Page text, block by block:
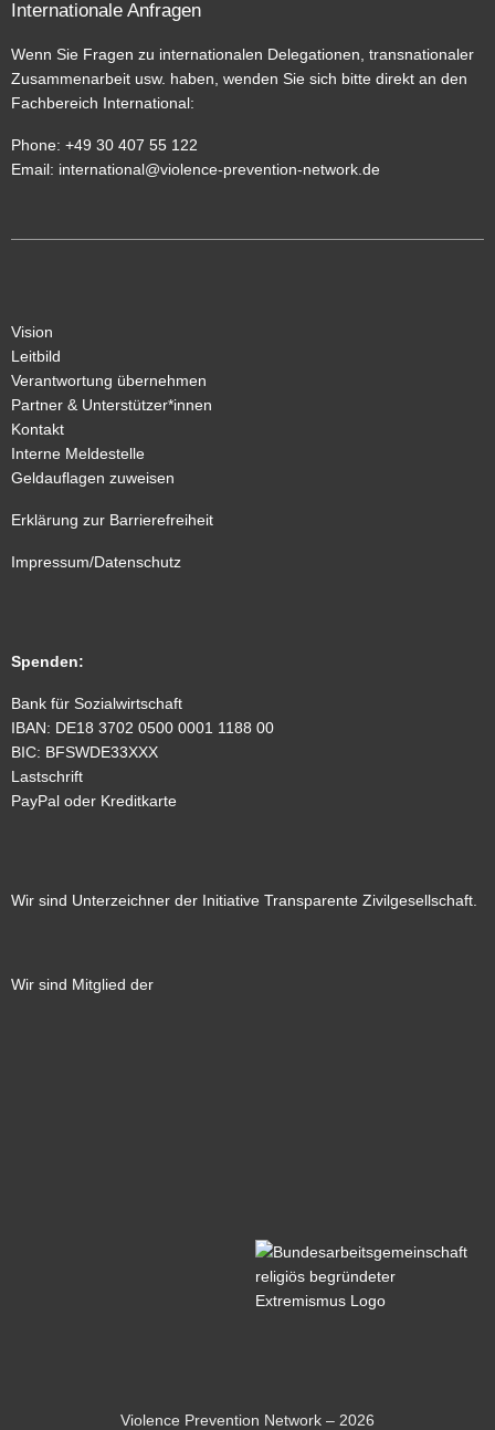
Internationale Anfragen
Wenn Sie Fragen zu internationalen Delegationen, transnationaler
Zusammenarbeit usw. haben, wenden Sie sich bitte direkt an den
Fachbereich International:
Phone: +49 30 407 55 122
Email: international@violence-prevention-network.de
Vision
Leitbild
Verantwortung übernehmen
Partner & Unterstützer*innen
Kontakt
Interne Meldestelle
Geldauflagen zuweisen
Erklärung zur Barrierefreiheit
Impressum/Datenschutz
Spenden:
Bank für Sozialwirtschaft
IBAN: DE18 3702 0500 0001 1188 00
BIC: BFSWDE33XXX
Lastschrift
PayPal oder Kreditkarte
Wir sind Unterzeichner der Initiative Transparente Zivilgesellschaft.
Wir sind Mitglied der
Violence Prevention Network – 2026